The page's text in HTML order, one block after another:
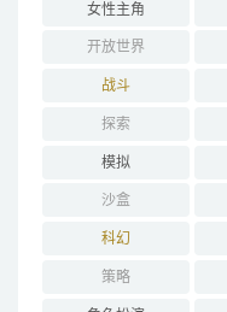
女性主角
开放世界
战斗
探索
模拟
沙盒
科幻
策略